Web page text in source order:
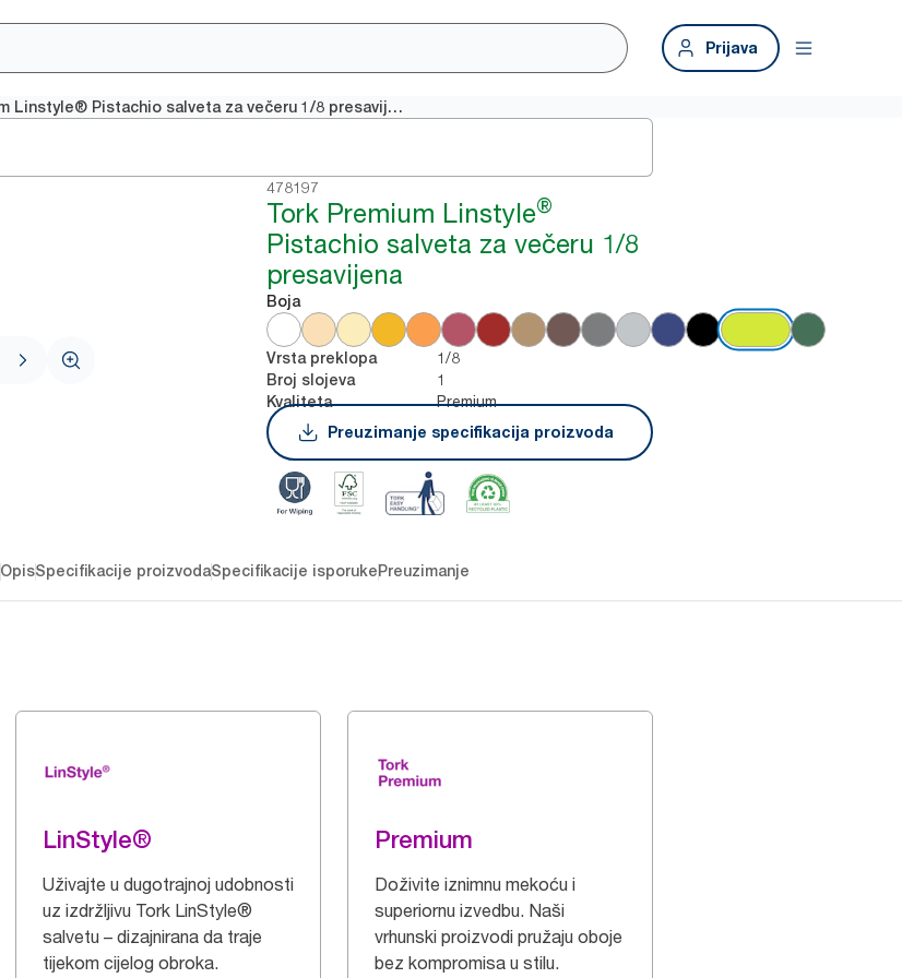
Prijava
Tork Premium Linstyle® Pistachio salveta za večeru 1/8 presavijena
478197
Tork Premium Linstyle®
Pistachio salveta za večeru 1/8
presavijena
Boja
Vrsta preklopa 1/8
Broj slojeva 1
Kvaliteta
Premium
Preuzimanje specifikacija proizvoda
OpisSpecifikacije proizvodaSpecifikacije isporukePreuzimanje
LinStyle®
Uživajte u dugotrajnoj udobnosti
uz izdržljivu Tork LinStyle®
salvetu – dizajnirana da traje
tijekom cijelog obroka.
Premium
Doživite iznimnu mekoću i
superiornu izvedbu. Naši
vrhunski proizvodi pružaju oboje
bez kompromisa u stilu.